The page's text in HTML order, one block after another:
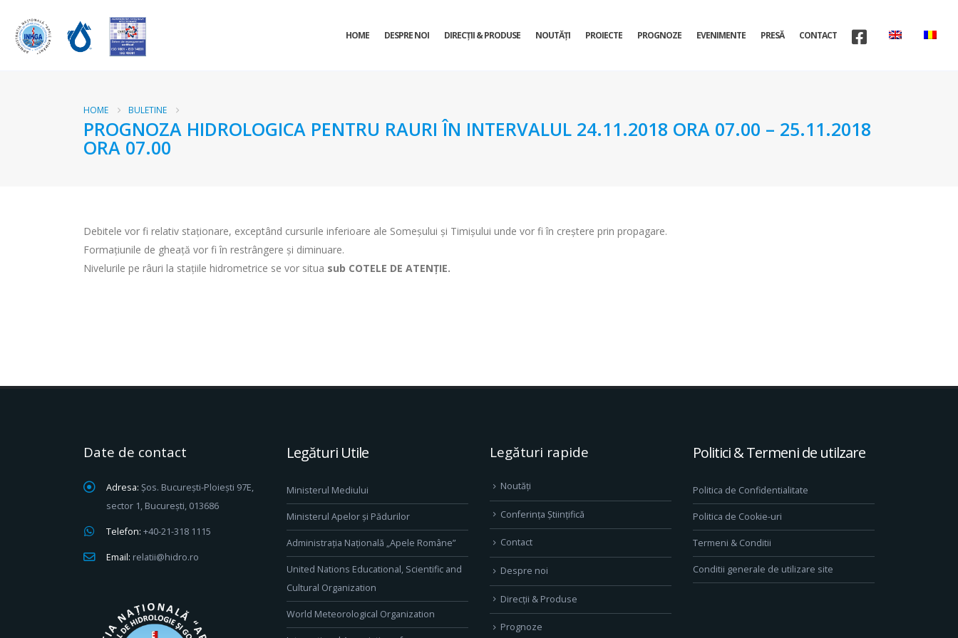
HOME DESPRE NOI DIRECŢII & PRODUSE NOUTĂȚI PROIECTE PROGNOZE EVENIMENTE PRESĂ CONTACT
HOME BULETINE
PROGNOZA HIDROLOGICA PENTRU RAURI ÎN INTERVALUL 24.11.2018 ORA 07.00 – 25.11.2018
ORA 07.00
Debitele vor fi relativ staționare, exceptând cursurile inferioare ale Someşului şi Timișului unde vor fi în creștere prin propagare.
Formaţiunile de gheaţă vor fi în restrângere şi diminuare.
Nivelurile pe râuri la staţiile hidrometrice se vor situa sub COTELE DE ATENŢIE.
Date de contact
Adresa: Șos. București-Ploiești 97E,
sector 1, București, 013686
Telefon: +40-21-318 1115
Email: relatii@hidro.ro
Legături Utile
Ministerul Mediului
Ministerul Apelor și Pădurilor
Administrația Națională „Apele Române”
United Nations Educational, Scientific and
Cultural Organization
World Meteorological Organization
Legături rapide
Noutăți
Conferința Științifică
Contact
Despre noi
Direcţii & Produse
Prognoze
Politici & Termeni de utilzare
Politica de Confidentialitate
Politica de Cookie-uri
Termeni & Conditii
Conditii generale de utilizare site